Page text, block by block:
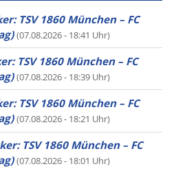
TSV 1860 München – FC
(07.08.2026 - 18:41 Uhr)
TSV 1860 München – FC
(07.08.2026 - 18:39 Uhr)
TSV 1860 München – FC
(07.08.2026 - 18:21 Uhr)
TSV 1860 München – FC
(07.08.2026 - 18:01 Uhr)